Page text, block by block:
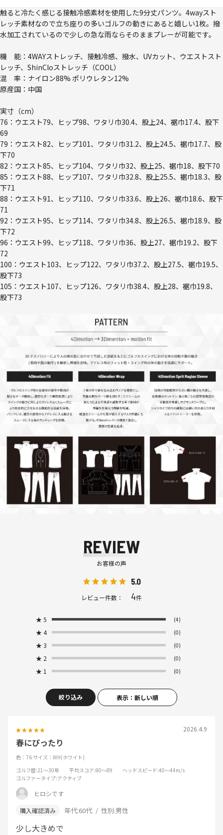
触ると冷たく感じる接触冷感素材を使用した9分丈パンツ。4wayスト
レッチ素材なので立ち座りの多いゴルフの動きにあると嬉しい1枚。撥
水加工されているので少しの急な雨ならそのままプレーが可能です。
機 能：4WAYストレッチ、接触冷感、撥水、UVカット、ウエストスト
レッチ、ShinCloストレッチ（COOL）
混 率：ナイロン88% ポリウレタン12%
原産国：中国
実寸（cm）
76：ウエスト79、ヒップ98、ワタリ巾30.4、股上24、裾巾17.4、股下
69
79：ウエスト82、ヒップ101、ワタリ巾31.2、股上24.5、裾巾17.7、股
下70
82：ウエスト85、ヒップ104、ワタリ巾32、股上25、裾巾18、股下70
85：ウエスト88、ヒップ107、ワタリ巾32.8、股上25.5、裾巾18.3、股
下71
88：ウエスト91、ヒップ110、ワタリ巾33.6、股上26、裾巾18.6、股下
71
92：ウエスト95、ヒップ114、ワタリ巾34.8、股上26.5、裾巾18.9、股
下72
96：ウエスト99、ヒップ118、ワタリ巾36、股上27、裾巾19.2、股下
72
100：ウエスト103、ヒップ122、ワタリ巾37.2、股上27.5、裾巾19.5、
股下73
105：ウエスト107、ヒップ126、ワタリ巾38.4、股上28、裾巾19.8、
股下73
REVIEW
お客様の声
5.0
レビュー件数： 4件
★ 5 (4)
★ 4 (0)
★ 3 (0)
★ 2 (0)
★ 1 (0)
絞り込み 表示：新しい順
2026.4.9
春にぴったり
色：76 サイズ：WH(ホワイト)
ゴルフ歴:21～30年 平均スコア:80～89 ヘッドスピード:40～44m/s
ゴルファータイプ:アクティブ
ヒロシです
年代:60代 性別:男性
少し大きめで